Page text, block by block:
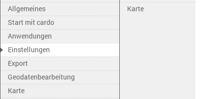
Allgemeines
Start mit cardo
Anwendungen
Einstellungen
Export
Geodatenbearbeitung
Karte
Karte